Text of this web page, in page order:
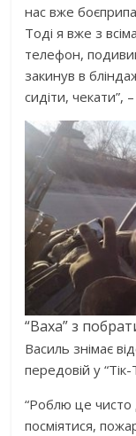
нас вже
Тоді я вже з
телефон,
закинув в
сидіти, чекати”,
“Ваха” з
Василь знімає
передовій у “Тік-
“Роблю це
посміятися,